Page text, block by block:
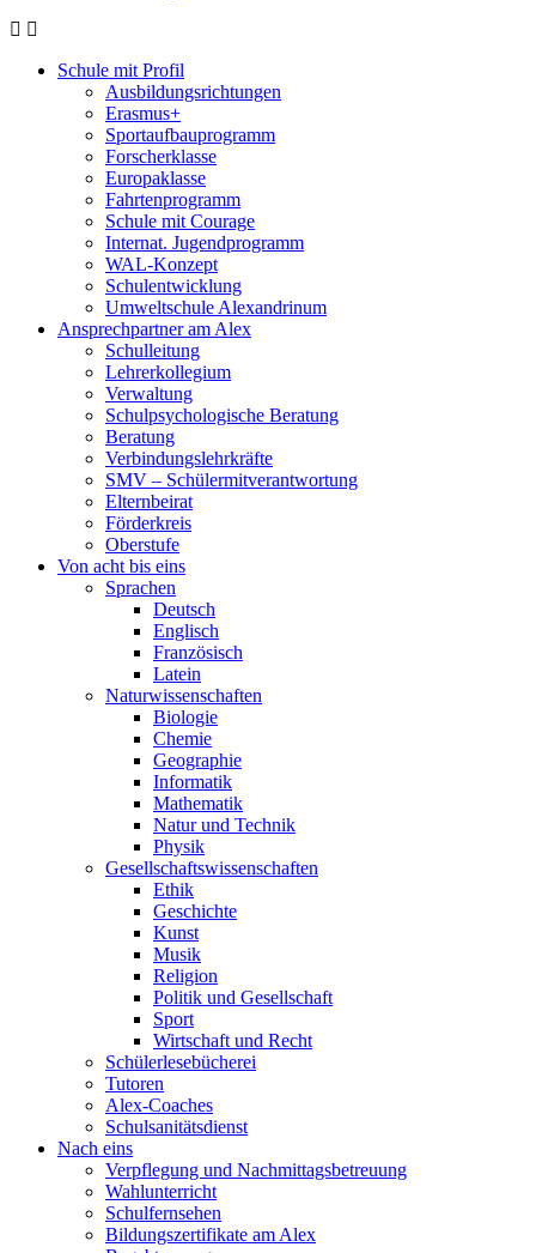
Schule mit Profil
Ausbildungsrichtungen
Erasmus+
Sportaufbauprogramm
Forscherklasse
Europaklasse
Fahrtenprogramm
Schule mit Courage
Internat. Jugendprogramm
WAL-Konzept
Schulentwicklung
Umweltschule Alexandrinum
Ansprechpartner am Alex
Schulleitung
Lehrerkollegium
Verwaltung
Schulpsychologische Beratung
Beratung
Verbindungslehrkräfte
SMV – Schülermitverantwortung
Elternbeirat
Förderkreis
Oberstufe
Von acht bis eins
Sprachen
Deutsch
Englisch
Französisch
Latein
Naturwissenschaften
Biologie
Chemie
Geographie
Informatik
Mathematik
Natur und Technik
Physik
Gesellschaftswissenschaften
Ethik
Geschichte
Kunst
Musik
Religion
Politik und Gesellschaft
Sport
Wirtschaft und Recht
Schülerlesebücherei
Tutoren
Alex-Coaches
Schulsanitätsdienst
Nach eins
Verpflegung und Nachmittagsbetreuung
Wahlunterricht
Schulfernsehen
Bildungszertifikate am Alex